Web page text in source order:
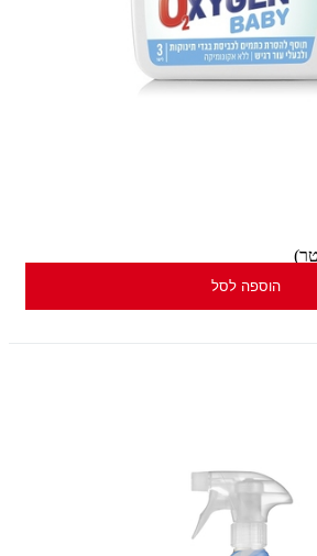
הוספה לסל